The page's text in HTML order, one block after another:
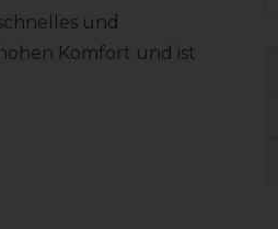
und
Komfort und ist